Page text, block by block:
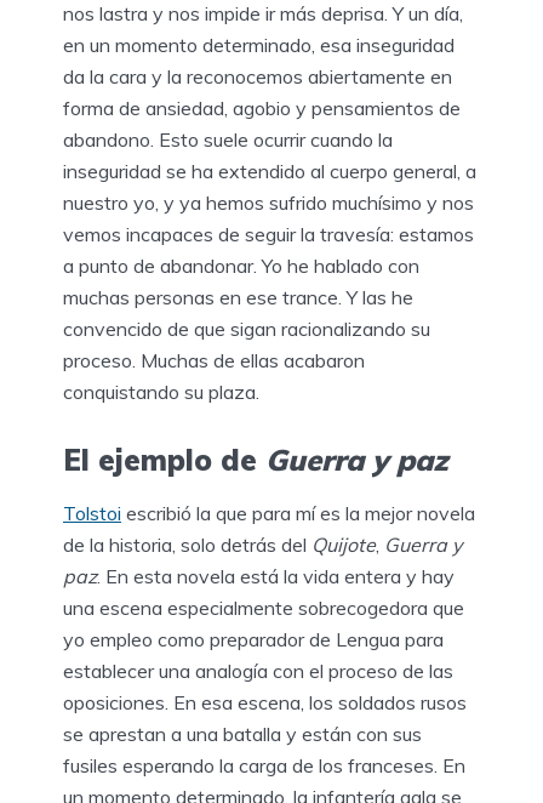
nos lastra y nos impide ir más deprisa. Y un día,
en un momento determinado, esa inseguridad
da la cara y la reconocemos abiertamente en
forma de ansiedad, agobio y pensamientos de
abandono. Esto suele ocurrir cuando la
inseguridad se ha extendido al cuerpo general, a
nuestro yo, y ya hemos sufrido muchísimo y nos
vemos incapaces de seguir la travesía: estamos
a punto de abandonar. Yo he hablado con
muchas personas en ese trance. Y las he
convencido de que sigan racionalizando su
proceso. Muchas de ellas acabaron
conquistando su plaza.
El ejemplo de Guerra y paz
Tolstoi escribió la que para mí es la mejor novela
de la historia, solo detrás del Quijote, Guerra y
paz. En esta novela está la vida entera y hay
una escena especialmente sobrecogedora que
yo empleo como preparador de Lengua para
establecer una analogía con el proceso de las
oposiciones. En esa escena, los soldados rusos
se aprestan a una batalla y están con sus
fusiles esperando la carga de los franceses. En
un momento determinado, la infantería gala se